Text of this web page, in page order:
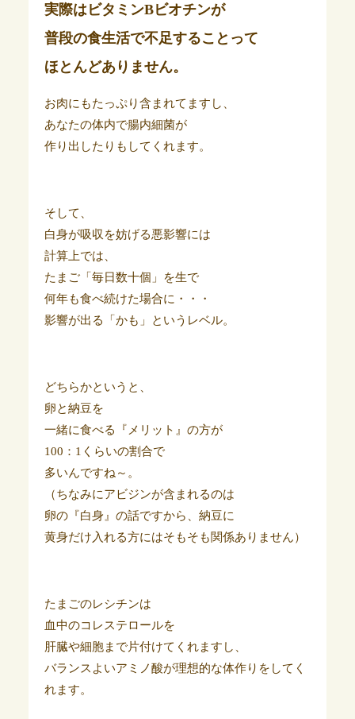
実際はビタミンBビオチンが
普段の食生活で不足することって
ほとんどありません。
お肉にもたっぷり含まれてますし、
あなたの体内で腸内細菌が
作り出したりもしてくれます。
そして、
白身が吸収を妨げる悪影響には
計算上では、
たまご「毎日数十個」を生で
何年も食べ続けた場合に・・・
影響が出る「かも」というレベル。
どちらかというと、
卵と納豆を
一緒に食べる『メリット』の方が
100：1くらいの割合で
多いんですね～。
（ちなみにアビジンが含まれるのは
卵の『白身』の話ですから、納豆に
黄身だけ入れる方にはそもそも関係ありません）
たまごのレシチンは
血中のコレステロールを
肝臓や細胞まで片付けてくれますし、
バランスよいアミノ酸が理想的な体作りをしてく
れます。